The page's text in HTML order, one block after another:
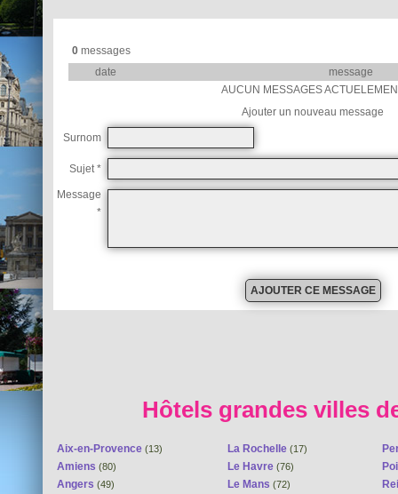
0messages
date
message
AUCUN MESSAGES
Ajouter un nouveau message
Surnom
Sujet *
Message
*
Hôtels grandes villes
Aix-en-Provence (13)
Amiens (80)
Angers (49)
La Rochelle (17)
Le Havre (76)
Le Mans (72)